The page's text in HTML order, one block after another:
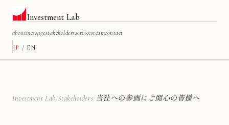
Investment Lab
aboutmessagestakeholdersservicesteamcontact
JP /EN
Investment Lab/Stakeholders/当社への参画にご関心の皆様へ